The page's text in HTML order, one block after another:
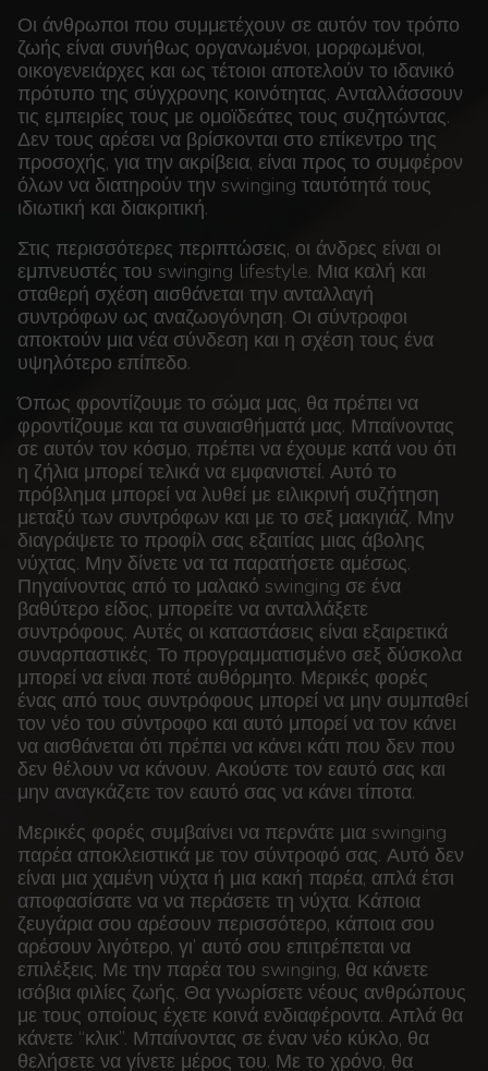
Οι άνθρωποι που συμμετέχουν σε αυτόν τον τρόπο
ζωής είναι συνήθως οργανωμένοι, μορφωμένοι,
οικογενειάρχες και ως τέτοιοι αποτελούν το ιδανικό
πρότυπο της σύγχρονης κοινότητας. Ανταλλάσσουν
τις εμπειρίες τους με ομοϊδεάτες τους συζητώντας.
Δεν τους αρέσει να βρίσκονται στο επίκεντρο της
προσοχής, για την ακρίβεια, είναι προς το συμφέρον
όλων να διατηρούν την swinging ταυτότητά τους
ιδιωτική και διακριτική.
Στις περισσότερες περιπτώσεις, οι άνδρες είναι οι
εμπνευστές του swinging lifestyle. Μια καλή και
σταθερή σχέση αισθάνεται την ανταλλαγή
συντρόφων ως αναζωογόνηση. Οι σύντροφοι
αποκτούν μια νέα σύνδεση και η σχέση τους ένα
υψηλότερο επίπεδο.
Όπως φροντίζουμε το σώμα μας, θα πρέπει να
φροντίζουμε και τα συναισθήματά μας. Μπαίνοντας
σε αυτόν τον κόσμο, πρέπει να έχουμε κατά νου ότι
η ζήλια μπορεί τελικά να εμφανιστεί. Αυτό το
πρόβλημα μπορεί να λυθεί με ειλικρινή συζήτηση
μεταξύ των συντρόφων και με το σεξ μακιγιάζ. Μην
διαγράψετε το προφίλ σας εξαιτίας μιας άβολης
νύχτας. Μην δίνετε να τα παρατήσετε αμέσως.
Πηγαίνοντας από το μαλακό swinging σε ένα
βαθύτερο είδος, μπορείτε να ανταλλάξετε
συντρόφους. Αυτές οι καταστάσεις είναι εξαιρετικά
συναρπαστικές. Το προγραμματισμένο σεξ δύσκολα
μπορεί να είναι ποτέ αυθόρμητο. Μερικές φορές
ένας από τους συντρόφους μπορεί να μην συμπαθεί
τον νέο του σύντροφο και αυτό μπορεί να τον κάνει
να αισθάνεται ότι πρέπει να κάνει κάτι που δεν που
δεν θέλουν να κάνουν. Ακούστε τον εαυτό σας και
μην αναγκάζετε τον εαυτό σας να κάνει τίποτα.
Μερικές φορές συμβαίνει να περνάτε μια swinging
παρέα αποκλειστικά με τον σύντροφό σας. Αυτό δεν
είναι μια χαμένη νύχτα ή μια κακή παρέα, απλά έτσι
αποφασίσατε να να περάσετε τη νύχτα. Κάποια
ζευγάρια σου αρέσουν περισσότερο, κάποια σου
αρέσουν λιγότερο, γι’ αυτό σου επιτρέπεται να
επιλέξεις. Με την παρέα του swinging, θα κάνετε
ισόβια φιλίες ζωής. Θα γνωρίσετε νέους ανθρώπους
με τους οποίους έχετε κοινά ενδιαφέροντα. Απλά θα
κάνετε “κλικ”. Μπαίνοντας σε έναν νέο κύκλο, θα
θελήσετε να γίνετε μέρος του. Με το χρόνο, θα